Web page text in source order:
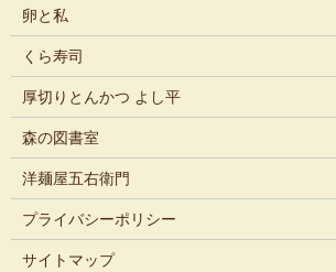
卵と私
くら寿司
厚切りとんかつ よし平
森の図書室
洋麺屋五右衛門
プライバシーポリシー
サイトマップ